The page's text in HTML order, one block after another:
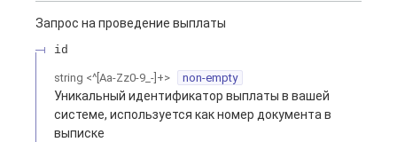
Запрос на проведение выплаты
id
string <^[Aa-Zz0-9_-]+> non-empty
Уникальный идентификатор выплаты в вашей
системе, используется как номер документа в
выписке